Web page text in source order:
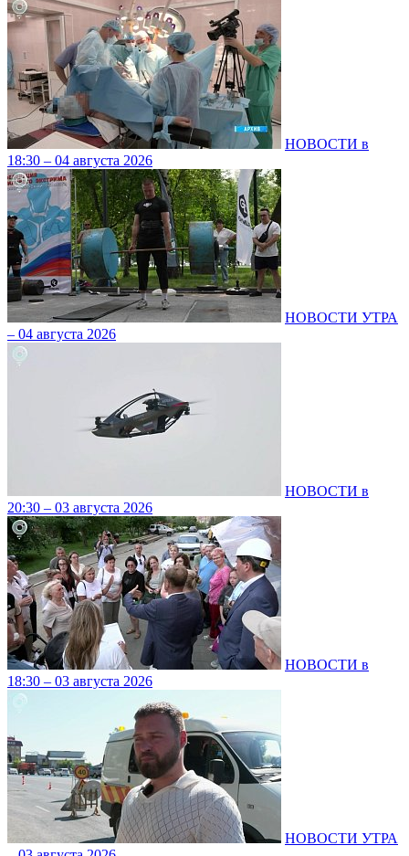
НОВОСТИ в
18:30 – 04 августа 2026
НОВОСТИ УТРА
– 04 августа 2026
НОВОСТИ в
20:30 – 03 августа 2026
НОВОСТИ в
18:30 – 03 августа 2026
НОВОСТИ УТРА